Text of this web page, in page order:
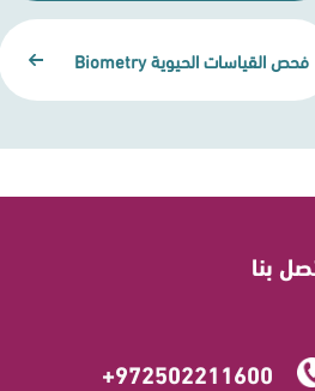
فحص القياسات الحيوية Biometry
بنا
+972502211600